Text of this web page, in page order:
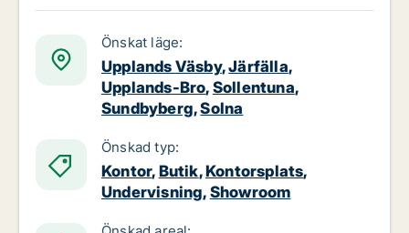
Önskat läge:
Upplands Väsby,Järfälla,
Upplands-Bro, Sollentuna,
Sundbyberg,Solna
Önskad typ:
Kontor, Butik,Kontorsplats,
Undervisning, Showroom